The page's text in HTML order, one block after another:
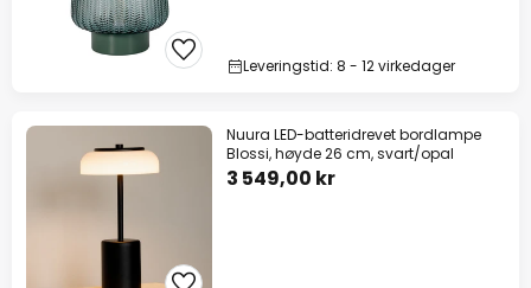
Leveringstid: 8 - 12 virkedager
Nuura LED-batteridrevet bordlampe
Blossi, høyde 26 cm, svart/opal
3 549,00 kr